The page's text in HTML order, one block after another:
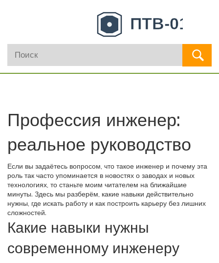
Профессия инженер:
реальное руководство
Если вы задаётесь вопросом, что такое инженер и почему эта
роль так часто упоминается в новостях о заводах и новых
технологиях, то станьте моим читателем на ближайшие
минуты. Здесь мы разберём, какие навыки действительно
нужны, где искать работу и как построить карьеру без лишних
сложностей.
Какие навыки нужны
современному инженеру